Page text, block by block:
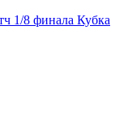
1/8 финала Кубка